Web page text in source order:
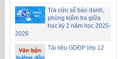
Tra cứu số báo danh,
phòng kiểm tra giữa
học kỳ 2 năm học 2025-
2026
Tài liệu GDĐP lớp 12